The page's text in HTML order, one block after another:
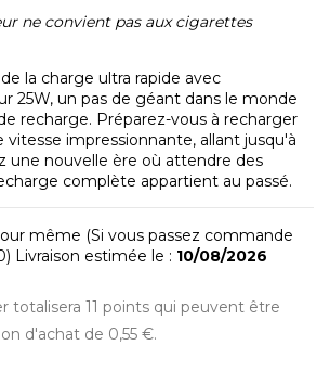
ne convient pas aux cigarettes
la charge ultra rapide avec
25W, un pas de géant dans le monde
recharge. Préparez-vous à recharger
vitesse impressionnante, allant jusqu'à
une nouvelle ère où attendre des
complète appartient au passé.
même (Si vous passez commande
Livraison estimée le : 10/08/2026
totalisera 11 points qui peuvent être
d'achat de 0,55 €.